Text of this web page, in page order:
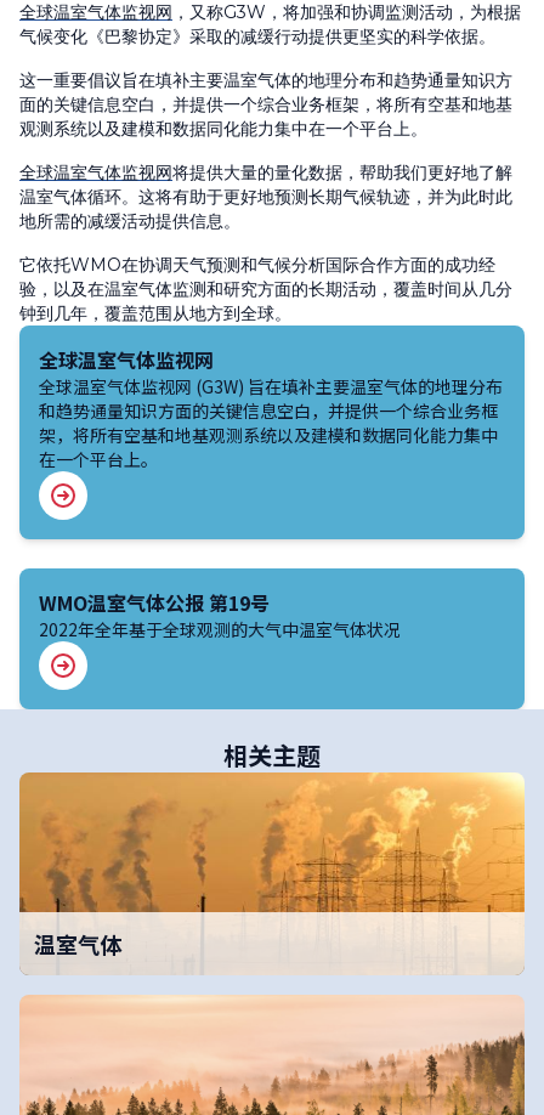
全球温室气体监视网 ，又称G3W，将加强和协调监测活动，为根据
气候变化《巴黎协定》采取的减缓行动提供更坚实的科学依据。
这一重要倡议旨在填补主要温室气体的地理分布和趋势通量知识方
面的关键信息空白，并提供一个综合业务框架，将所有空基和地基
观测系统以及建模和数据同化能力集中在一个平台上。
全球温室气体监视网将提供大量的量化数据，帮助我们更好地了解
温室气体循环。这将有助于更好地预测长期气候轨迹，并为此时此
地所需的减缓活动提供信息。
它依托WMO在协调天气预测和气候分析国际合作方面的成功经
验，以及在温室气体监测和研究方面的长期活动，覆盖时间从几分
钟到几年，覆盖范围从地方到全球。
全球温室气体监视网
全球温室气体监视网 (G3W) 旨在填补主要温室气体的地理分布
和趋势通量知识方面的关键信息空白，并提供一个综合业务框
架，将所有空基和地基观测系统以及建模和数据同化能力集中
在一个平台上。
WMO温室气体公报 第19号
2022年全年基于全球观测的大气中温室气体状况
相关主题
温室气体